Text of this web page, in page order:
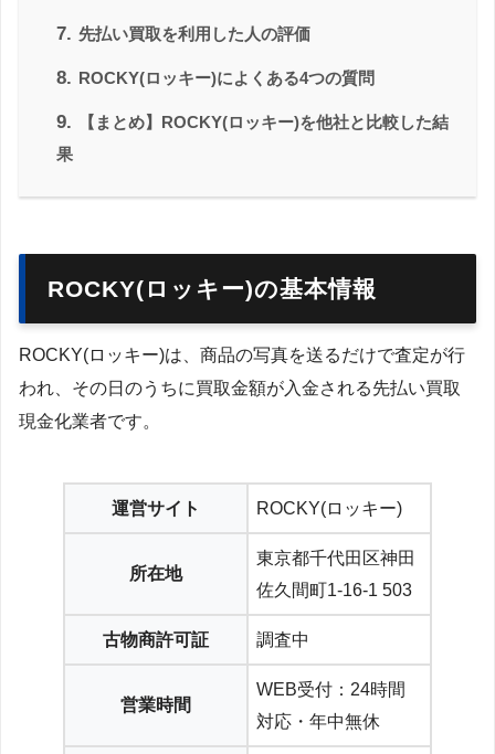
7. 先払い買取を利用した人の評価
8. ROCKY(ロッキー)によくある4つの質問
9.
【まとめ】ROCKY(ロッキー)を他社と比較した結
果
ROCKY(ロッキー)の基本情報
ROCKY(ロッキー)は、商品の写真を送るだけで査定が行
われ、その日のうちに買取金額が入金される先払い買取
現金化業者です。
運営サイト ROCKY(ロッキー)
所在地
東京都千代田区神田
佐久間町1-16-1 503
古物商許可証 調査中
営業時間
WEB受付：24時間
対応・年中無休